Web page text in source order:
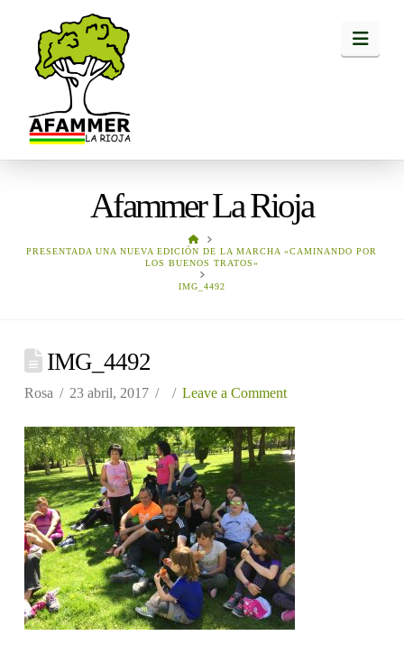
Afammer La Rioja
HOME
PRESENTADA UNA NUEVA EDICIÓN DE LA MARCHA «CAMINANDO POR
LOS BUENOS TRATOS»
IMG_4492
IMG_4492
Rosa 23 abril, 2017 Leave a Comment